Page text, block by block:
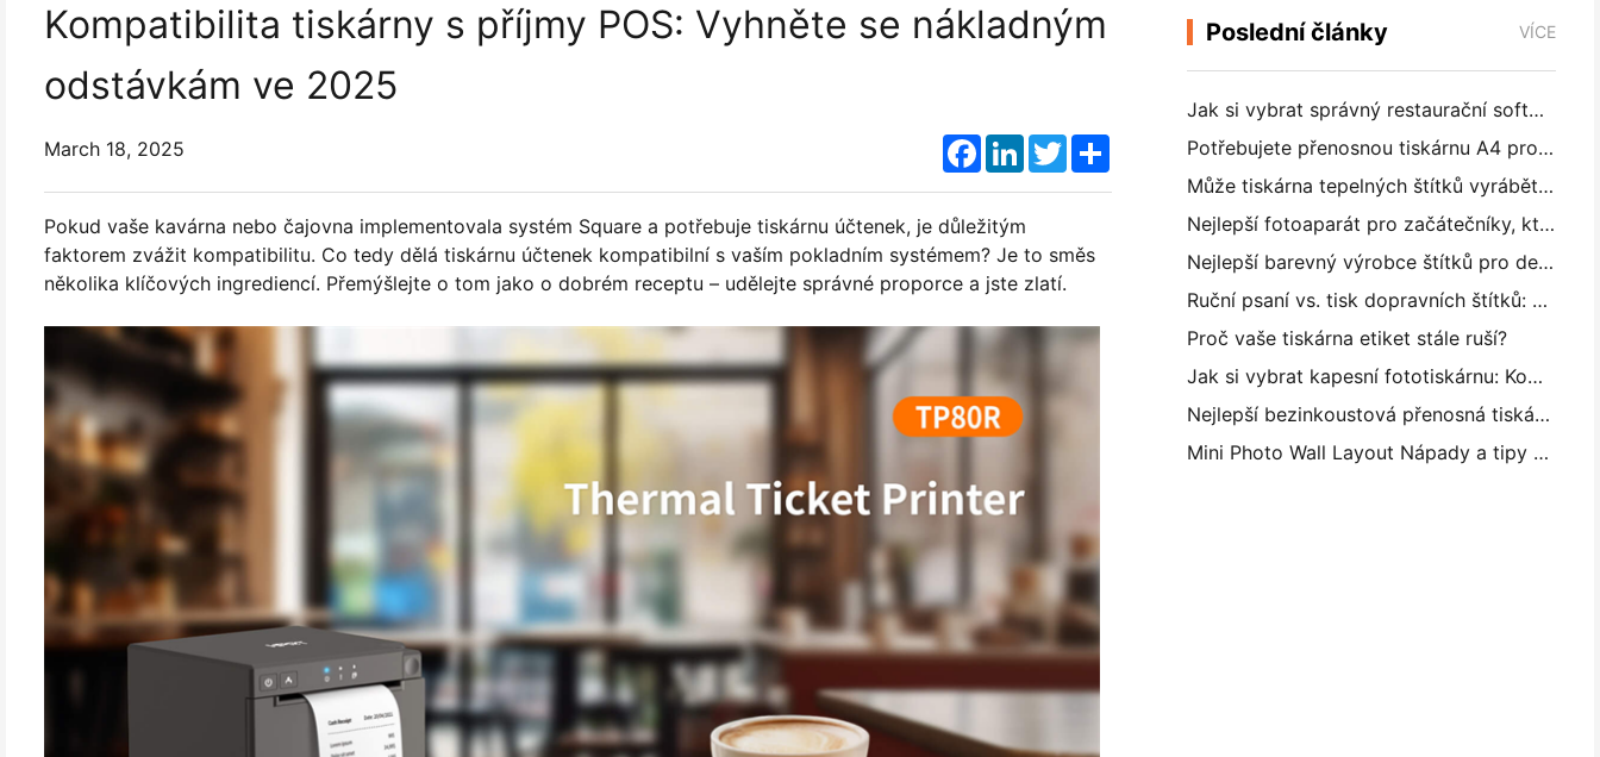
Kompatibilita tiskárny s příjmy POS: Vyhněte se nákladným
odstávkám ve 2025
March 18, 2025 Facebook
LinkedInTwitterShare
Pokud vaše kavárna nebo čajovna implementovala systém Square a potřebuje tiskárnu účtenek, je důležitým
faktorem zvážit kompatibilitu. Co tedy dělá tiskárnu účtenek kompatibilní s vaším pokladním systémem? Je to směs
několika klíčových ingrediencí. Přemýšlejte o tom jako o dobrém receptu – udělejte správné proporce a jste zlatí.
Poslední články VÍCE
Jak si vybrat správný restaurační software pro vaši malou nebo střední restauraci
Potřebujete přenosnou tiskárnu A4 pro skladové faktury? Co vlastně funguje
Může tiskárna tepelných štítků vyrábět vodotěsné štítky pro malé podniky?
Nejlepší fotoaparát pro začátečníky, kteří nechtějí plýtvat papírem
Nejlepší barevný výrobce štítků pro deníkování a scrapbooking: Přidat více barev na každou stránku
Ruční psaní vs. tisk dopravních štítků: Tipy pro malé podniky v roce 2026
Proč vaše tiskárna etiket stále ruší?
Jak si vybrat kapesní fototiskárnu: Kompletní příručka pro uživatele deníků, cestování a iPhone
Nejlepší bezinkoustová přenosná tiskárna pro cestování, školu a mobilní práci: Hanin MT620 Pro Review
Mini Photo Wall Layout Nápady a tipy pro dekoraci ložnice a koleje